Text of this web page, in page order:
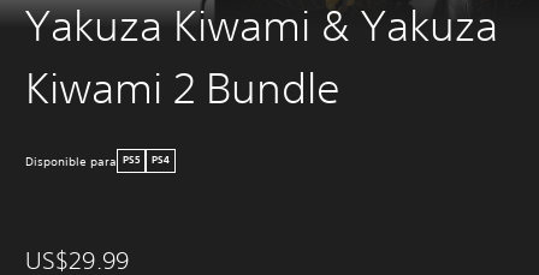
Yakuza Kiwami & Yakuza
Kiwami 2 Bundle
Disponible para PS5 PS4
US$29.99